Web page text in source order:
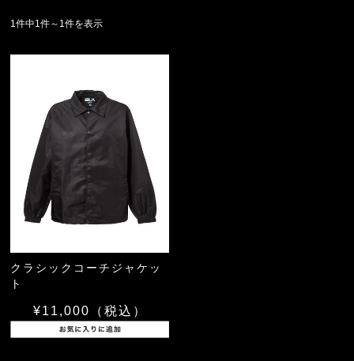
1件中1件～1件を表示
クラシックコーチジャケッ
ト
¥11,000 （税込）